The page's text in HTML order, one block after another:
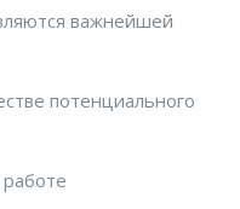
важнейшей
потенциального